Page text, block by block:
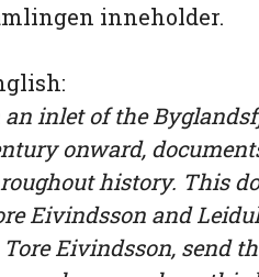
inneholder.
inlet of the
onward,
history. This
Eivindsson and
Tore Eivindsson, send